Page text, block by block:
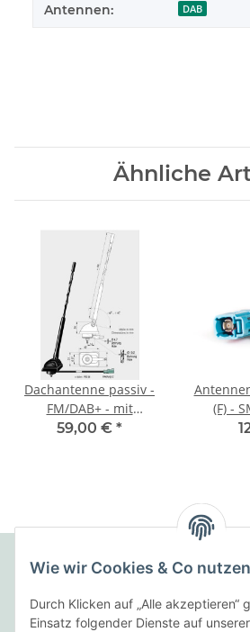
Antennen: DAB
Ähnliche
Dachantenne passiv -
FM/DAB+ - mit
optionalem Splitter -
59,00 € *
(F) -
Folgende Zahlungsarten
Wie wir Cookies & Co nutzen
Durch Klicken auf „Alle akzeptieren“
Einsatz folgender Dienste auf